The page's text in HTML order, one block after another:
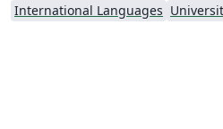
International Languages